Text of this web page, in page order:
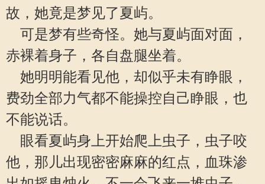
故，她竟是梦见了夏屿。
可是梦有些奇怪。她与夏屿面对面，
赤裸着身子，各自盘腿坐着。
她明明能看见他，却似乎未有睁眼，
费劲全部力气都不能操控自己睁眼，也
不能说话。
眼看夏屿身上开始爬上虫子，虫子咬
他，那儿出现密密麻麻的红点，血珠渗